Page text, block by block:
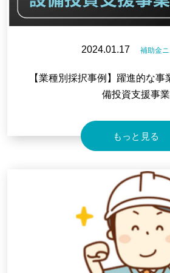
2024.01.17 補助金
【業種別採択事例】躍進的な事
備投資支援事業
もっと見る